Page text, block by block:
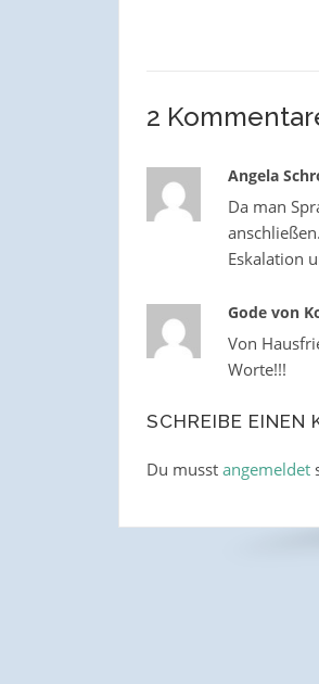
2
Angela
Da man
Eskalation
Gode von
Von
Worte!!!
SCHREIBE EINEN
Du musst angemeldet